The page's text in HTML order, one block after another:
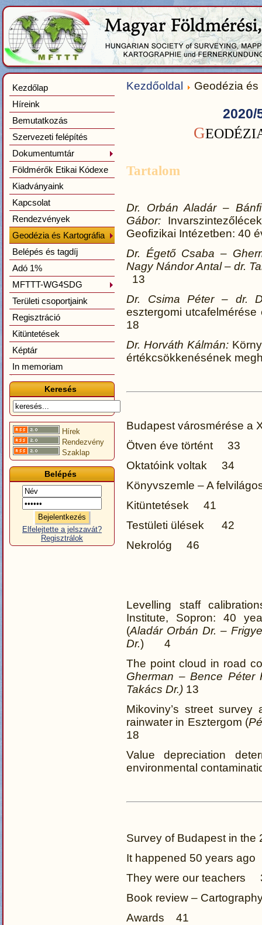
Kezdőlap
Híreink
Bemutatkozás
Szervezeti felépítés
Dokumentumtár
Földmérők Etikai Kódexe
Kiadványaink
Kapcsolat
Rendezvények
Geodézia és Kartográfia
Belépés és tagdíj
Adó 1%
MFTTT-WG4SDG
Területi csoportjaink
Regisztráció
Kitüntetések
Képtár
In memoriam
Keresés
Hírek
Rendezvény
Szaklap
Belépés
Elfelejtette a jelszavát?
Regisztrálok
Kezdőoldal Geodézia
2020/
G
Tartalom
Dr. Orbán Aladár –
Gábor:
Geofizikai Intézetben: 40
Dr. Égető Csaba –
Nagy Nándor Antal – dr.
13
Dr. Csima Péter – dr.
esztergomi
18
Dr. Horváth Kálmán:
értékcsökkenésének
Budapest városmérése
Ötven éve történt 33
Oktatóink voltak 34
Könyvszemle – A
Kitüntetések 41
Testületi ülések 42
Nekrológ 46
Levelling staff
Institute, Sopron: 40
(Aladár Orbán Dr. –
Dr.) 4
The point cloud in road
Gherman – Bence Péter
Takács Dr.) 13
Mikoviny’s street
rainwater in Esztergom (
18
Value depreciation
environmental
Survey of Budapest in the
It happened 50 years
They were our teachers
Book review –
Awards 41